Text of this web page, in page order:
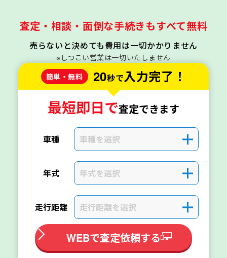
査定・相談・面倒な手続きもすべて無料
売らないと決めても費用は一切かかりません
※しつこい営業は一切いたしません
簡単・無料
20秒で入力完了！
最短即日で査定できます
車種 車種を選択 ＋
年式 年式を選択 ＋
走行距離 走行距離を選択 ＋
WEBで査定依頼する